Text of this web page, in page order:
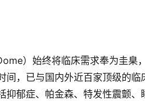
）始终将临床需求奉为圭臬
间，已与国内外近百家顶级的
抑郁症、帕金森、特发性震颤